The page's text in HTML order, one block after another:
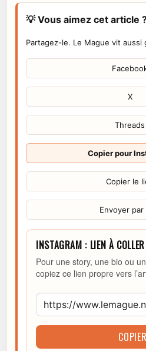
💡 Vous aimez cet article
Partagez-le. Le Mague vit aussi
X
Threads
Copier pour
Copier le
Envoyer par
INSTAGRAM : LIEN À COLLER
Pour une story, une bio ou
copiez ce lien propre vers
COPIER